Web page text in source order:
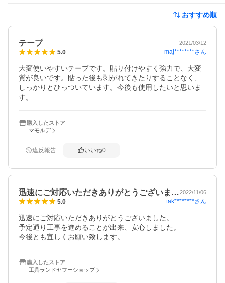
おすすめ順
テープ 2021/03/12
5.0 maj********さん
大変使いやすいテープです。貼り付けやすく強力で、大変
質が良いです。貼った後も剥がれてきたりすることなく、
しっかりとひっついています。今後も使用したいと思いま
す。
購入したストア
マモルデ
違反報告 いいね0
迅速にご対応いただきありがとうございま…2022/11/06
5.0 tak********さん
迅速にご対応いただきありがとうございました。
予定通り工事を進めることが出来、安心しました。
今後とも宜しくお願い致します。
購入したストア
工具ランドヤフーショップ